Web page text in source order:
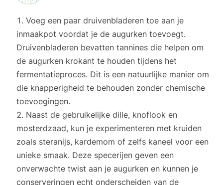
Voeg een paar druivenbladeren toe aan je
inmaakpot voordat je de augurken toevoegt.
Druivenbladeren bevatten tannines die helpen om
de augurken krokant te houden tijdens het
fermentatieproces. Dit is een natuurlijke manier om
die knapperigheid te behouden zonder chemische
toevoegingen.
Naast de gebruikelijke dille, knoflook en
mosterdzaad, kun je experimenteren met kruiden
zoals steranijs, kardemom of zelfs kaneel voor een
unieke smaak. Deze specerijen geven een
onverwachte twist aan je augurken en kunnen je
conserveringen echt onderscheiden van de